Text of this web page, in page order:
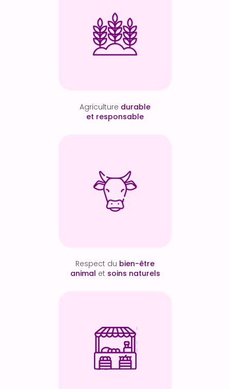
Agriculture durable
et responsable
Respect du bien-être
animal et soins naturels